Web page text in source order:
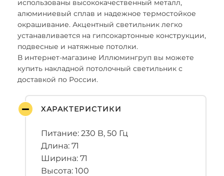
использованы высококачественный металл,
алюминиевый сплав и надежное термостойкое
окрашивание. Акцентный светильник легко
устанавливается на гипсокартонные конструкции,
подвесные и натяжные потолки.
В интернет-магазине Иллюмингруп вы можете
купить накладной потолочный светильник с
доставкой по России.
ХАРАКТЕРИСТИКИ
Питание: 230 В, 50 Гц
Длина: 71
Ширина: 71
Высота: 100